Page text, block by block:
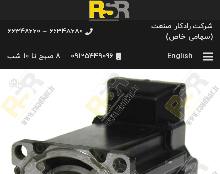
شرکت رادکار صنعت
(سهامی خاص)
66348680 – 66348660
English
09125449096 8 صبح تا 10 شب